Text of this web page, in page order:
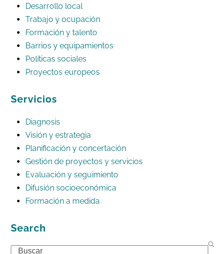
Desarrollo local
Trabajo y ocupación
Formación y talento
Barrios y equipamientos
Políticas sociales
Proyectos europeos
Servicios
Diagnosis
Visión y estrategia
Planificación y concertación
Gestión de proyectos y servicios
Evaluación y seguimiento
Difusión socioeconómica
Formación a medida
Search
Search